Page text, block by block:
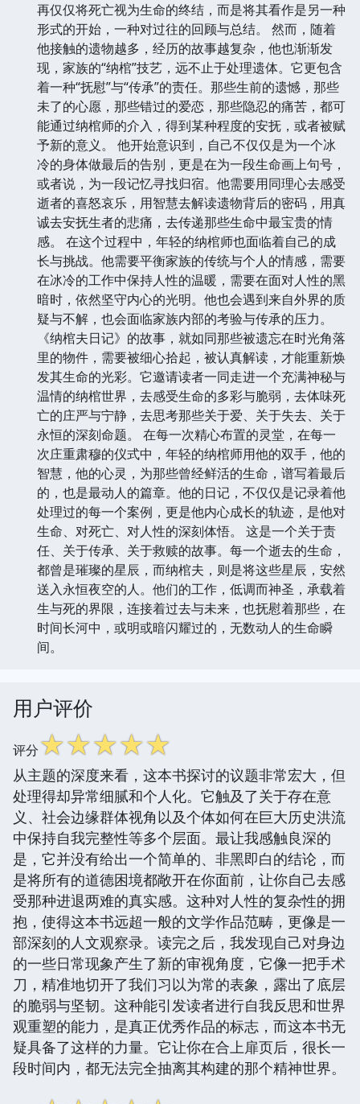
再仅仅将死亡视为生命的终结，而是将其看作是另一种
形式的开始，一种对过往的回顾与总结。 然而，随着
他接触的遗物越多，经历的故事越复杂，他也渐渐发
现，家族的“纳棺”技艺，远不止于处理遗体。它更包含
着一种“抚慰”与“传承”的责任。那些生前的遗憾，那些
未了的心愿，那些错过的爱恋，那些隐忍的痛苦，都可
能通过纳棺师的介入，得到某种程度的安抚，或者被赋
予新的意义。 他开始意识到，自己不仅仅是为一个冰
冷的身体做最后的告别，更是在为一段生命画上句号，
或者说，为一段记忆寻找归宿。他需要用同理心去感受
逝者的喜怒哀乐，用智慧去解读遗物背后的密码，用真
诚去安抚生者的悲痛，去传递那些生命中最宝贵的情
感。 在这个过程中，年轻的纳棺师也面临着自己的成
长与挑战。他需要平衡家族的传统与个人的情感，需要
在冰冷的工作中保持人性的温暖，需要在面对人性的黑
暗时，依然坚守内心的光明。他也会遇到来自外界的质
疑与不解，也会面临家族内部的考验与传承的压力。
《纳棺夫日记》的故事，就如同那些被遗忘在时光角落
里的物件，需要被细心拾起，被认真解读，才能重新焕
发其生命的光彩。它邀请读者一同走进一个充满神秘与
温情的纳棺世界，去感受生命的多彩与脆弱，去体味死
亡的庄严与宁静，去思考那些关于爱、关于失去、关于
永恒的深刻命题。 在每一次精心布置的灵堂，在每一
次庄重肃穆的仪式中，年轻的纳棺师用他的双手，他的
智慧，他的心灵，为那些曾经鲜活的生命，谱写着最后
的，也是最动人的篇章。他的日记，不仅仅是记录着他
处理过的每一个案例，更是他内心成长的轨迹，是他对
生命、对死亡、对人性的深刻体悟。 这是一个关于责
任、关于传承、关于救赎的故事。每一个逝去的生命，
都曾是璀璨的星辰，而纳棺夫，则是将这些星辰，安然
送入永恒夜空的人。他们的工作，低调而神圣，承载着
生与死的界限，连接着过去与未来，也抚慰着那些，在
时间长河中，或明或暗闪耀过的，无数动人的生命瞬
间。
用户评价
评分☆☆☆☆☆
从主题的深度来看，这本书探讨的议题非常宏大，但
处理得却异常细腻和个人化。它触及了关于存在意
义、社会边缘群体视角以及个体如何在巨大历史洪流
中保持自我完整性等多个层面。最让我感触良深的
是，它并没有给出一个简单的、非黑即白的结论，而
是将所有的道德困境都敞开在你面前，让你自己去感
受那种进退两难的真实感。这种对人性的复杂性的拥
抱，使得这本书远超一般的文学作品范畴，更像是一
部深刻的人文观察录。读完之后，我发现自己对身边
的一些日常现象产生了新的审视角度，它像一把手术
刀，精准地切开了我们习以为常的表象，露出了底层
的脆弱与坚韧。这种能引发读者进行自我反思和世界
观重塑的能力，是真正优秀作品的标志，而这本书无
疑具备了这样的力量。它让你在合上扉页后，很长一
段时间内，都无法完全抽离其构建的那个精神世界。